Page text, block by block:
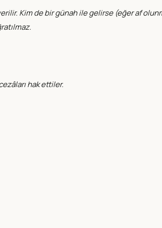
Kim de bir günah ile gelirse (eğer af
hak ettiler.